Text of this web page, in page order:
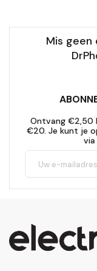
Mis
Ontvang €2,50
€20. Je kunt je
via